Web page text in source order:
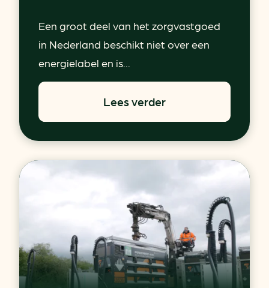
Een groot deel van het zorgvastgoed
in Nederland beschikt niet over een
energielabel en is...
Lees verder